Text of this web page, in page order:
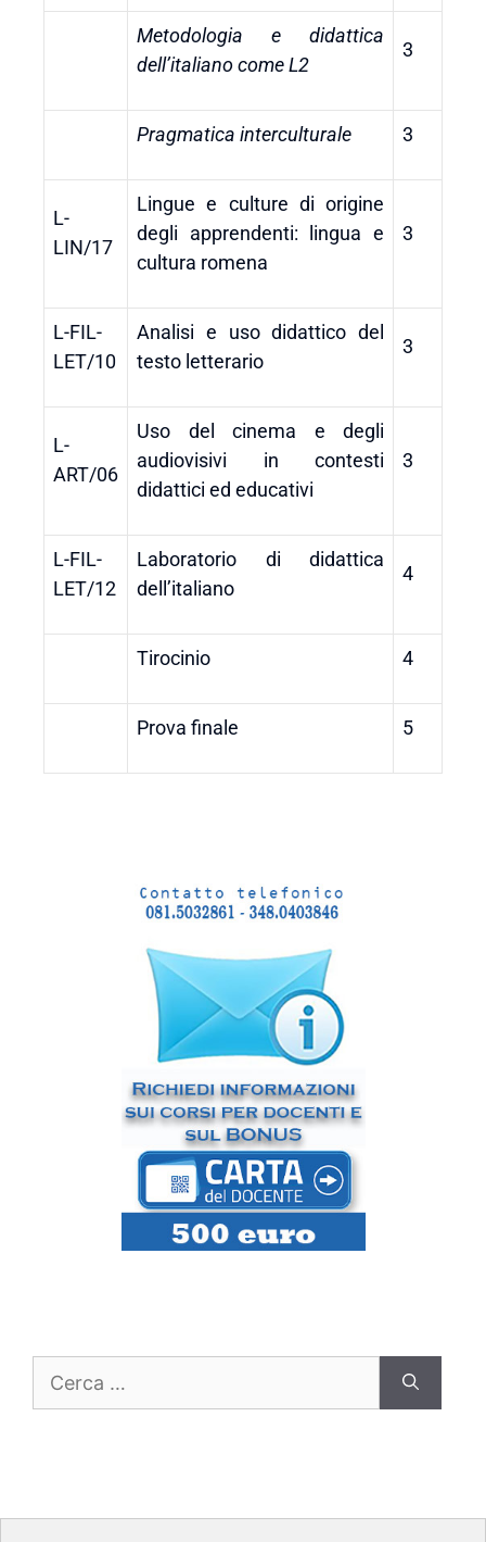
Metodologia e didattica
dell’italiano come L2
3
Pragmatica interculturale 3
L-
LIN/17
Lingue e culture di origine
degli apprendenti: lingua e
cultura romena
3
L-FIL-
LET/10
Analisi e uso didattico del
testo letterario
3
L-
ART/06
Uso del cinema e degli
audiovisivi in contesti
didattici ed educativi
3
L-FIL-
LET/12
Laboratorio di didattica
dell’italiano
4
Tirocinio 4
Prova finale 5